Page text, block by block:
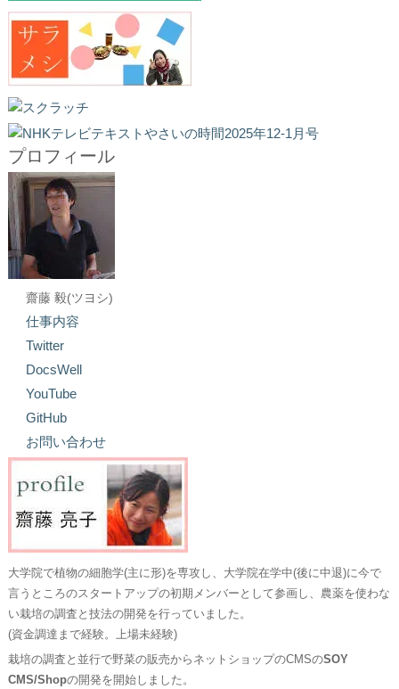
プロフィール
齋藤 毅(ツヨシ)
仕事内容
Twitter
DocsWell
YouTube
GitHub
お問い合わせ
大学院で植物の細胞学(主に形)を専攻し、大学院在学中(後に中退)に今で
言うところのスタートアップの初期メンバーとして参画し、農薬を使わな
い栽培の調査と技法の開発を行っていました。
(資金調達まで経験。上場未経験)
栽培の調査と並行で野菜の販売からネットショップのCMSのSOY
CMS/Shopの開発を開始しました。